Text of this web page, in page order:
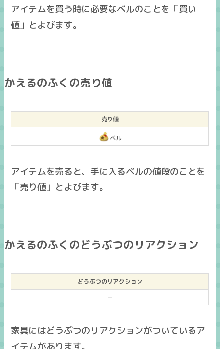
アイテムを買う時に必要なベルのことを「買い
値」とよびます。
かえるのふくの売り値
売り値
ベル
アイテムを売ると、手に入るベルの値段のことを
「売り値」とよびます。
かえるのふくのどうぶつのリアクション
どうぶつのリアクション
ー
家具にはどうぶつのリアクションがついているア
イテムがあります。